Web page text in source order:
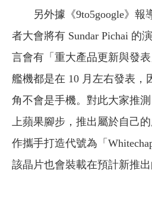
另外據《9to5google》報
者大會將有 Sundar Pichai 的
言會有「重大產品更新與發
艦機都是在 10 月左右發表，
角不會是手機。對此大家推
上蘋果腳步，推出屬於自己
作攜手打造代號為「
該晶片也會裝載在預計新推出